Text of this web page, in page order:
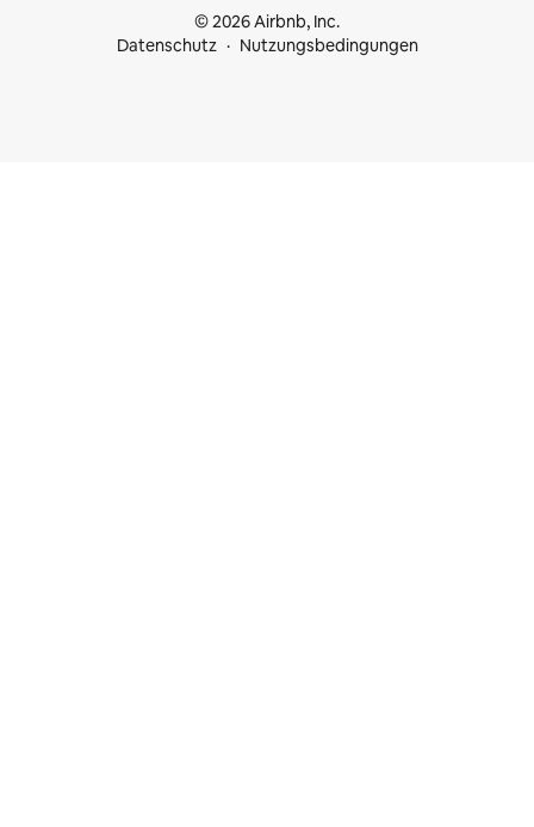
© 2026 Airbnb, Inc.
Datenschutz
Nutzungsbedingungen